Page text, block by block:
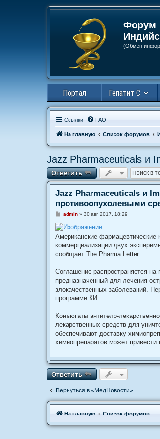
Форум
(Обмен
Портал Гепатит С
Ссылки FAQ
На главную Список форумов
Jazz Pharmaceuticals и
Ответить
Ответить
Jazz Pharmaceuticals и
противоопухолевыми
С
о
б
щ
н
и
admin» 30 авг 2017, 18:29
Американские фармацевтические
коммерциализации двух
сообщает The Pharma Letter.
Соглашение распространяется на
предназначенный для лечения
злокачественных заболеваний.
программе КИ.
Конъюгаты антитело-
лекарственных средств для
обеспечивают доставку
химиопрепаратов может привести
Ответить
Ответить
Вернуться в «МедНовости»
На главную Список форумов
Связаться с
администрацией